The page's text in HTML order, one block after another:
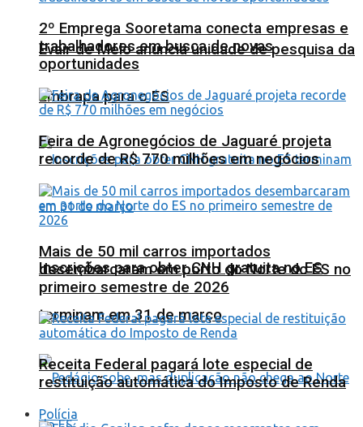
Evair de Melo anuncia unidade de pesquisa da
Embrapa para o ES
Inscrições para obter CNH gratuita no ES
terminam em 31 de março
2º Emprega Sooretama conecta empresas e
trabalhadores em busca de novas
oportunidades
Feira de Agronegócios de Jaguaré projeta
recorde de R$ 770 milhões em negócios
Mais de 50 mil carros importados
desembarcaram em porto do Norte do ES no
primeiro semestre de 2026
Receita Federal pagará lote especial de
restituição automática do Imposto de Renda
Polícia